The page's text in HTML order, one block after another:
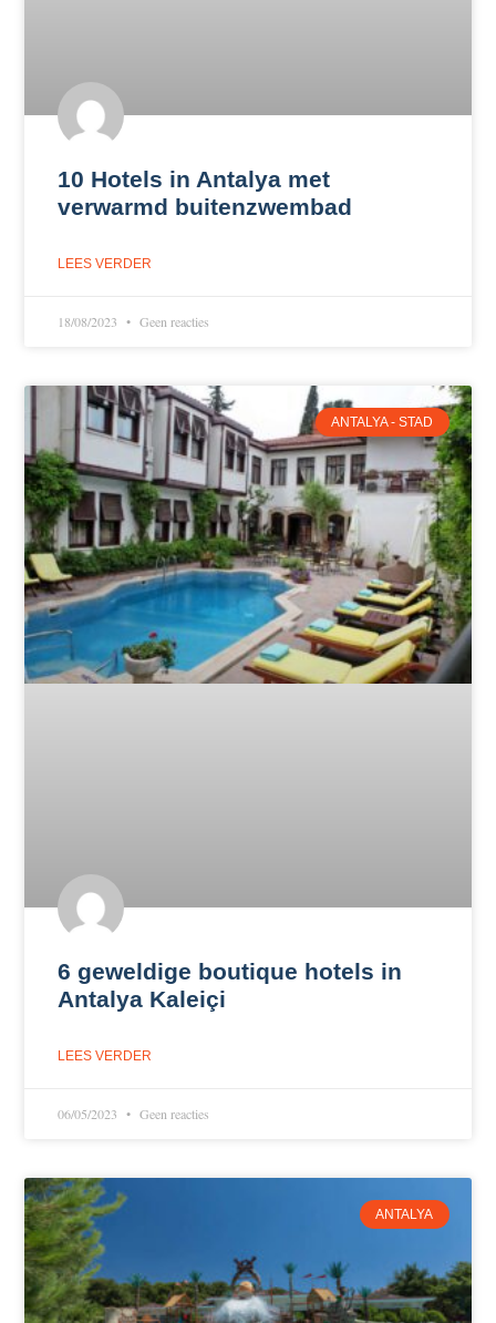
10 Hotels in Antalya met
verwarmd buitenzwembad
LEES VERDER
18/08/2023 Geen reacties
ANTALYA - STAD
6 geweldige boutique hotels in
Antalya Kaleiçi
LEES VERDER
06/05/2023 Geen reacties
ANTALYA